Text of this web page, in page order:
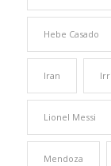
Hebe Casado
Iran
Lionel Messi
Mendoza